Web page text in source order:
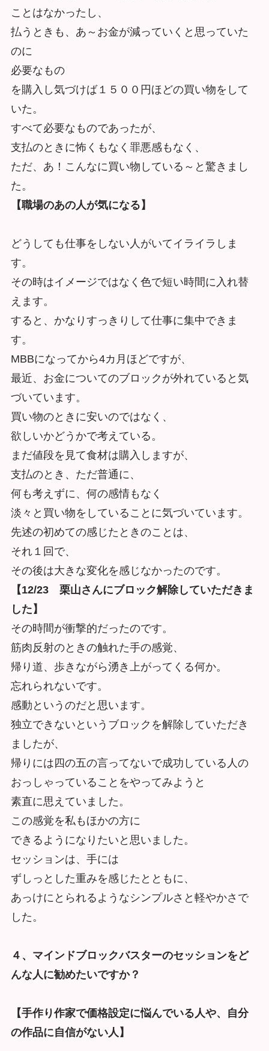
ことはなかったし、
払うときも、あ～ お金が減っていくと思っていた
のに
必要なもの
を購入し気づけば１５００円ほどの買い物をして
いた。
すべて必要なものであったが、
支払のときに怖くもなく罪悪感もなく、
ただ、あ！ こんなに買い物している～と驚きまし
た。
【職場のあの人が気になる】
どうしても仕事をしない人がいてイライラしま
す。
その時はイメージではなく色で短い時間に入れ替
えます。
すると、 かなりすっきりして仕事に集中できま
す。
MBBになってから4カ月ほどですが、
最近、 お金についてのブロックが外れていると気
づいています。
買い物のときに安いのではなく、
欲しいかどうかで考えている。
まだ値段を見て食材は購入しますが、
支払のとき、ただ普通に、
何も考えずに、何の感情もなく
淡々と買い物をしていることに気づいています。
先述の初めての感じたときのことは、
それ１回で、
その後は大きな変化を感じなかったのです。
【12/23 栗山さんにブロック解除していただきま
した】
その時間が衝撃的だったのです。
筋肉反射のときの触れた手の感覚、
帰り道、歩きながら湧き上がってくる何か。
忘れられないです。
感動というのだと思います。
独立できないというブロックを解除していただき
ましたが、
帰りには四の五の言ってないで成功している人の
おっしゃっていることをやってみようと
素直に思えていました。
この感覚を私もほかの方に
できるようになりたいと思いました。
セッションは、手には
ずしっとした重みを感じたとともに、
あっけにとられるようなシンプルさと軽やかさで
した。
４、 マインドブロックバスターのセッションをど
んな人に勧めたいですか？
【手作り作家で価格設定に悩んでいる人や、
自分
の作品に自信がない人】